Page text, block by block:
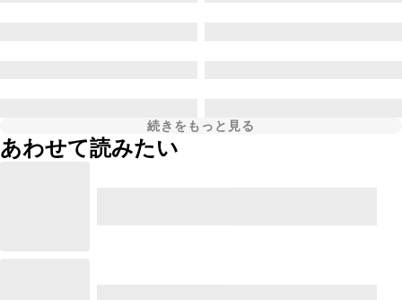
続きをもっと見る
あわせて読みたい